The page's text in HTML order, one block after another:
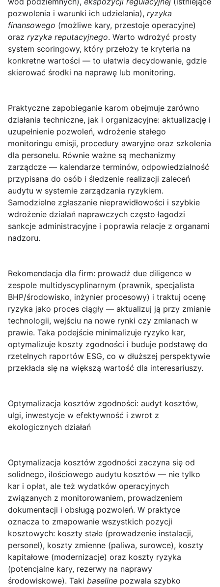
pozwolenia i warunki ich udzielania), ryzyka
finansowego (możliwe kary, przestoje operacyjne)
oraz ryzyka reputacyjnego. Warto wdrożyć prosty
system scoringowy, który przełoży te kryteria na
konkretne wartości — to ułatwia decydowanie, gdzie
skierować środki na naprawę lub monitoring.
Praktyczne zapobieganie karom obejmuje zarówno
działania techniczne, jak i organizacyjne: aktualizację i
uzupełnienie pozwoleń, wdrożenie stałego
monitoringu emisji, procedury awaryjne oraz szkolenia
dla personelu. Równie ważne są mechanizmy
zarządcze — kalendarze terminów, odpowiedzialność
przypisana do osób i śledzenie realizacji zaleceń
audytu w systemie zarządzania ryzykiem.
Samodzielne zgłaszanie nieprawidłowości i szybkie
wdrożenie działań naprawczych często łagodzi
sankcje administracyjne i poprawia relacje z organami
nadzoru.
Rekomendacja dla firm: prowadź due diligence w
zespole multidyscyplinarnym (prawnik, specjalista
BHP/środowisko, inżynier procesowy) i traktuj ocenę
ryzyka jako proces ciągły — aktualizuj ją przy zmianie
technologii, wejściu na nowe rynki czy zmianach w
prawie. Taka podejście minimalizuje ryzyko kar,
optymalizuje koszty zgodności i buduje podstawę do
rzetelnych raportów ESG, co w dłuższej perspektywie
przekłada się na większą wartość dla interesariuszy.
Optymalizacja kosztów zgodności: audyt kosztów,
ulgi, inwestycje w efektywność i zwrot z
ekologicznych działań
Optymalizacja kosztów zgodności zaczyna się od
solidnego, ilościowego audytu kosztów — nie tylko
kar i opłat, ale też wydatków operacyjnych
związanych z monitorowaniem, prowadzeniem
dokumentacji i obsługą pozwoleń. W praktyce
oznacza to zmapowanie wszystkich pozycji
kosztowych: koszty stałe (prowadzenie instalacji,
personel), koszty zmienne (paliwa, surowce), koszty
kapitałowe (modernizacje) oraz koszty ryzyka
(potencjalne kary, rezerwy na naprawy
środowiskowe). Taki baseline pozwala szybko